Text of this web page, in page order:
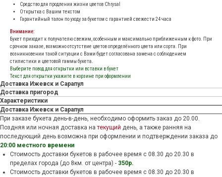
Средство для продления жизни цветов Chrysal
Открытка с Вашим текстом
Гарантийный талон по уходу за букетом с гарантией свежести 24 часа
Внимание:
Букет приходит к получателю свежим, особенным и максимально приближенным к фото. При
срочном заказе, возможно отсутствие цветов определённого цвета или сорта. При
возникновении такой ситуации с Вами будет согласована замена с соблюдением
стилистики и цветовой гаммы букета.
Выберите повод для открытки или вставки в букет
Текст для открытки укажите в корзине при оформлении
Доставка Ижевск и Сарапул
Доставка пригород
Характеристики
Доставка Ижевск и Сарапул
При заказе букета день-в-день, необходимо оформить заказ до 20.00.
Поздняя или ночная доставка натекущий день, а также ранняя на
последующий день возможна при оформлении и подтверждении заказа до
20:00 местного времени
Стоимость доставки букетов в рабочее время c 08.30 до 20.30 в
пределах города (до 8км. от центра) - 350р.
Стоимость доставки букетов в рабочее время c 08.30 до 20.30 в